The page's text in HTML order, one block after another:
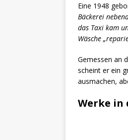
Eine 1948
Bäckerei
das Taxi kam
Wäsche
Gemessen an
scheint er ein
ausmachen,
Werke in